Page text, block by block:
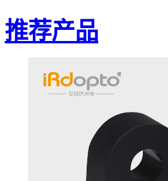
推荐产品